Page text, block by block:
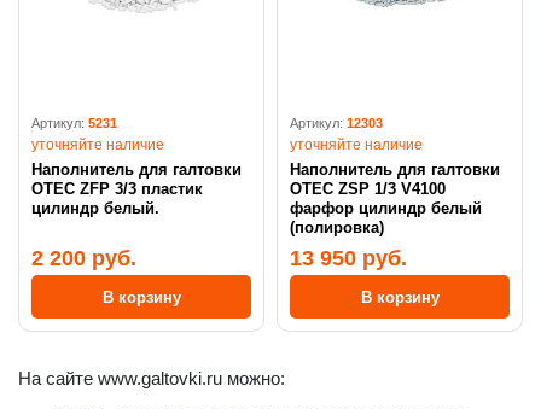
Артикул: 5231
уточняйте наличие
Наполнитель для галтовки
OTEC ZFP 3/3 пластик
цилиндр белый.
2 200 руб.
В корзину
Артикул: 12303
уточняйте наличие
Наполнитель для галтовки
OTEC ZSP 1/3 V4100
фарфор цилиндр белый
(полировка)
13 950 руб.
В корзину
На сайте www.galtovki.ru можно: